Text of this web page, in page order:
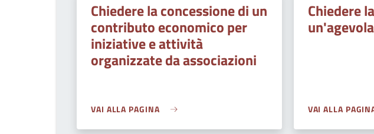
Chiedere la concessione di un
contributo economico per
iniziative e attività
organizzate da associazioni
VAI ALLA PAGINA
Chiedere
VAI ALLA